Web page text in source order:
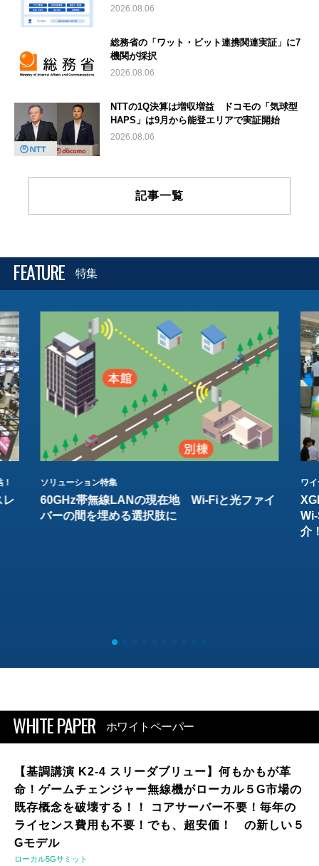
2026.08.06
総務省の「ワット・ビット連携関連実証」に7
機関が採択
2026.08.06
NTTの1Q決算は増収増益 ドコモの「気球型
HAPS」は9月から能登エリアで実証開始
2026.08.06
記事一覧
FEATURE 特集
レ
ソリューション特集
60GHz帯無線LANの現在地 Wi-Fiと光ファイ
バーの間を埋める選択肢に
ワ
介
WHITE PAPER ホワイトペーパー
【基調講演 K2-4 スリーダブリュー】何もかもが革
命！ゲームチェンジャー無線機がローカル５G市場の
既存概念を破壊する！！ コアサーバー不要！毎年の
ライセンス費用も不要！でも、超安価！ の新しい５
Gモデル
ローカル5Gサミット